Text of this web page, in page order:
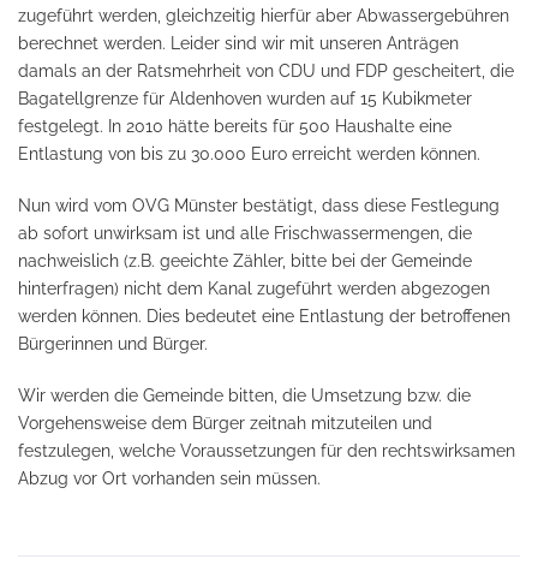
zugeführt werden, gleichzeitig hierfür aber Abwassergebühren
berechnet werden. Leider sind wir mit unseren Anträgen
damals an der Ratsmehrheit von CDU und FDP gescheitert, die
Bagatellgrenze für Aldenhoven wurden auf 15 Kubikmeter
festgelegt. In 2010 hätte bereits für 500 Haushalte eine
Entlastung von bis zu 30.000 Euro erreicht werden können.
Nun wird vom OVG Münster bestätigt, dass diese Festlegung
ab sofort unwirksam ist und alle Frischwassermengen, die
nachweislich (z.B. geeichte Zähler, bitte bei der Gemeinde
hinterfragen) nicht dem Kanal zugeführt werden abgezogen
werden können. Dies bedeutet eine Entlastung der betroffenen
Bürgerinnen und Bürger.
Wir werden die Gemeinde bitten, die Umsetzung bzw. die
Vorgehensweise dem Bürger zeitnah mitzuteilen und
festzulegen, welche Voraussetzungen für den rechtswirksamen
Abzug vor Ort vorhanden sein müssen.